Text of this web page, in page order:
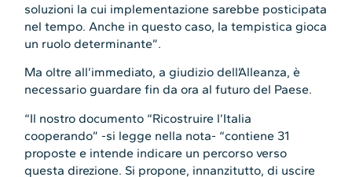
soluzioni la cui implementazione sarebbe posticipata
nel tempo. Anche in questo caso, la tempistica gioca
un ruolo determinante”.
Ma oltre all’immediato, a giudizio dell’Alleanza, è
necessario guardare fin da ora al futuro del Paese.
“Il nostro documento “Ricostruire l’Italia
cooperando” -si legge nella nota- “contiene 31
proposte e intende indicare un percorso verso
questa direzione. Si propone, innanzitutto, di uscire